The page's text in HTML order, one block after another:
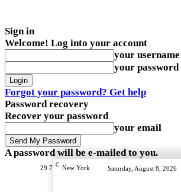
Sign in
Welcome! Log into your account
your username
your password
Forgot your password? Get help
Password recovery
Recover your password
your email
A password will be e-mailed to you.
29.7 C New York Saturday, August 8, 2026